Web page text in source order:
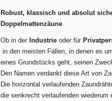
Robust, klassisch und absolut
Doppelmattenzäune
Ob in der Industrie oder für
in den meisten Fällen, in denen es
eines Grundstücks geht, seinen
Den Namen verdankt diese Art von
Die horizontal verlaufenden
die senkrecht verlaufenden wiederum